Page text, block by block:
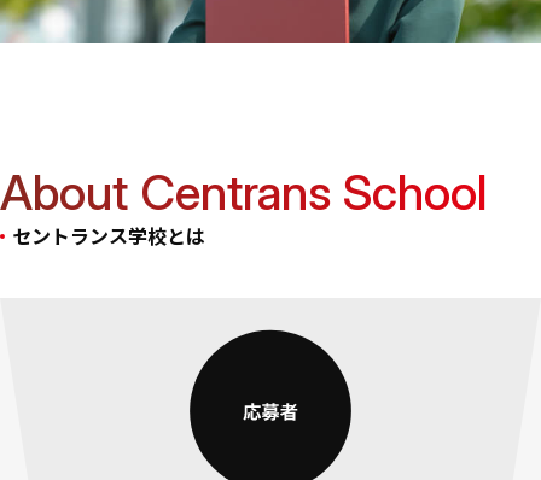
セントランス学校とは
About Centrans School